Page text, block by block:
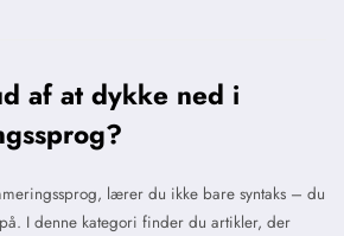
af at dykke ned i
lærer du ikke bare syntaks – du
I denne kategori finder du artikler, der